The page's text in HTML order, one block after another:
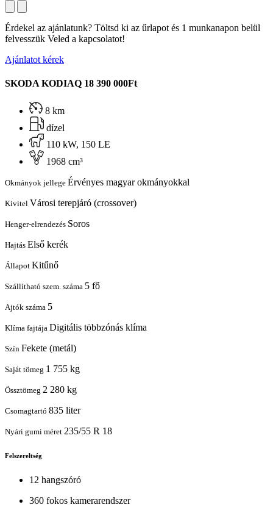
Érdekel az ajánlatunk? Töltsd ki az űrlapot és 1 munkanapon belül
felvesszük Veled a kapcsolatot!
Ajánlatot kérek
SKODA KODIAQ 18 390 000Ft
8 km
dízel
110 kW, 150 LE
1968 cm³
Okmányok jellege Érvényes magyar okmányokkal
Kivitel Városi terepjáró (crossover)
Henger-elrendezés Soros
Hajtás Első kerék
Állapot Kitűnő
Szállítható szem. száma 5 fő
Ajtók száma 5
Klíma fajtája Digitális többzónás klíma
Szín Fekete (metál)
Saját tömeg 1 755 kg
Össztömeg 2 280 kg
Csomagtartó 835 liter
Nyári gumi méret 235/55 R 18
Felszereltség
12 hangszóró
360 fokos kamerarendszer